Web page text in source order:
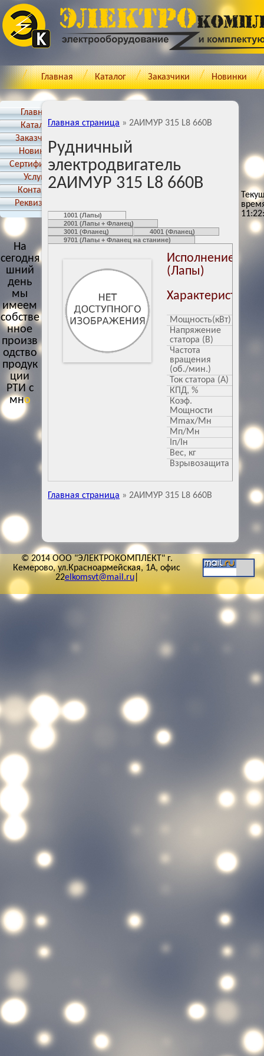
Главная Каталог Заказчики Новинки
Главная
Каталог
Заказчики
Новинки
Cертификаты
Услуги
Контакты
Реквизиты
На
сегодня
шний
день
мы
имеем
собстве
нное
произв
одство
продук
ции
РТИ с
многол
етним
о
Главная страница » 2АИМУР 315 L8 660В
Рудничный
электродвигатель
2АИМУР 315 L8 660В
1001 (Лапы)
2001 (Лапы + Фланец)
3001 (Фланец)
4001 (Фланец)
9701 (Лапы + Фланец на станине)
Исполнение:
(Лапы)
Характеристики
Мощность(кВт)
Напряжение
статора (В)
Частота
вращения
(об./мин.)
Ток статора (А)
КПД, %
Коэф.
Мощности
Mmax/Mн
Мп/Мн
1
Iп/Iн
6.9
Вес, кг
1350
Взрывозащита
PB Ex
Ex d
Главная страница » 2АИМУР 315 L8 660В
© 2014 ООО "ЭЛЕКТРОКОМПЛЕКТ" г.
Кемерово, ул.Красноармейская, 1А, офис
22elkomsvt@mail.ru|